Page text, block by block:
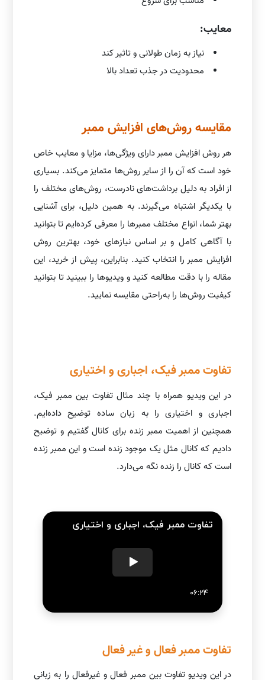
معایب:
نیاز به زمان طولانی و تاثیر کند
محدودیت در جذب تعداد بالا
مقایسه روش‌های افزایش ممبر
هر روش افزایش ممبر دارای ویژگی‌ها، مزایا و معایب خاص
خود است که آن را از سایر روش‌ها متمایز می‌کند. بسیاری
از افراد به دلیل برداشت‌های نادرست، روش‌های مختلف را
با یکدیگر اشتباه می‌گیرند. به همین دلیل، برای آشنایی
بهتر شما، انواع مختلف ممبرها را معرفی کرده‌ایم تا بتوانید
با آگاهی کامل و بر اساس نیازهای خود، بهترین روش
افزایش ممبر را انتخاب کنید. بنابراین، پیش از خرید، این
مقاله را با دقت مطالعه کنید و ویدیوها را ببینید تا بتوانید
کیفیت روش‌ها را به‌راحتی مقایسه نمایید.
تفاوت ممبر فیک، اجباری و اختیاری
در این ویدیو همراه با چند مثال تفاوت بین ممبر فیک،
اجباری و اختیاری را به زبان ساده توضیح داده‌ایم.
همچنین از اهمیت ممبر زنده برای کانال گفتیم و توضیح
دادیم که کانال مثل یک موجود زنده است و این ممبر زنده
است که کانال را زنده نگه می‌دارد.
تفاوت ممبر فعال و غیر فعال
در این ویدیو تفاوت بین ممبر فعال و غیرفعال را به زبانی